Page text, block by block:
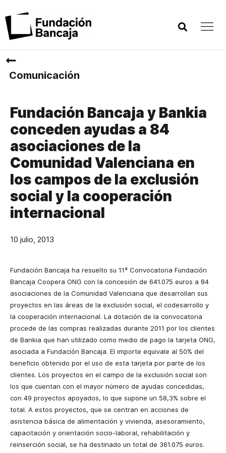
Comunicación
Fundación Bancaja y Bankia
conceden ayudas a 84
asociaciones de la
Comunidad Valenciana en
los campos de la exclusión
social y la cooperación
internacional
10 julio, 2013
Fundación Bancaja ha resuelto su 11ª Convocatoria Fundación
Bancaja Coopera ONG con la concesión de 641.075 euros a 84
asociaciones de la Comunidad Valenciana que desarrollan sus
proyectos en las áreas de la exclusión social, el codesarrollo y
la cooperación internacional. La dotación de la convocatoria
procede de las compras realizadas durante 2011 por los clientes
de Bankia que han utilizado como medio de pago la tarjeta ONG,
asociada a Fundación Bancaja. El importe equivale al 50% del
beneficio obtenido por el uso de esta tarjeta por parte de los
clientes. Los proyectos en el campo de la exclusión social son
los que cuentan con el mayor número de ayudas concedidas,
con 49 proyectos apoyados, lo que supone un 58,3% sobre el
total. A estos proyectos, que se centran en acciones de
asistencia básica de alimentación y vivienda, asesoramiento,
capacitación y orientación socio-laboral, rehabilitación y
reinserción social, se ha destinado un total de 361.075 euros.